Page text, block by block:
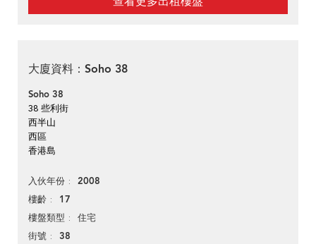
大廈資料：Soho 38
Soho 38
38 些利街
西半山
西區
香港島
入伙年份 2008
樓齡 17
樓盤類型 住宅
街號 38